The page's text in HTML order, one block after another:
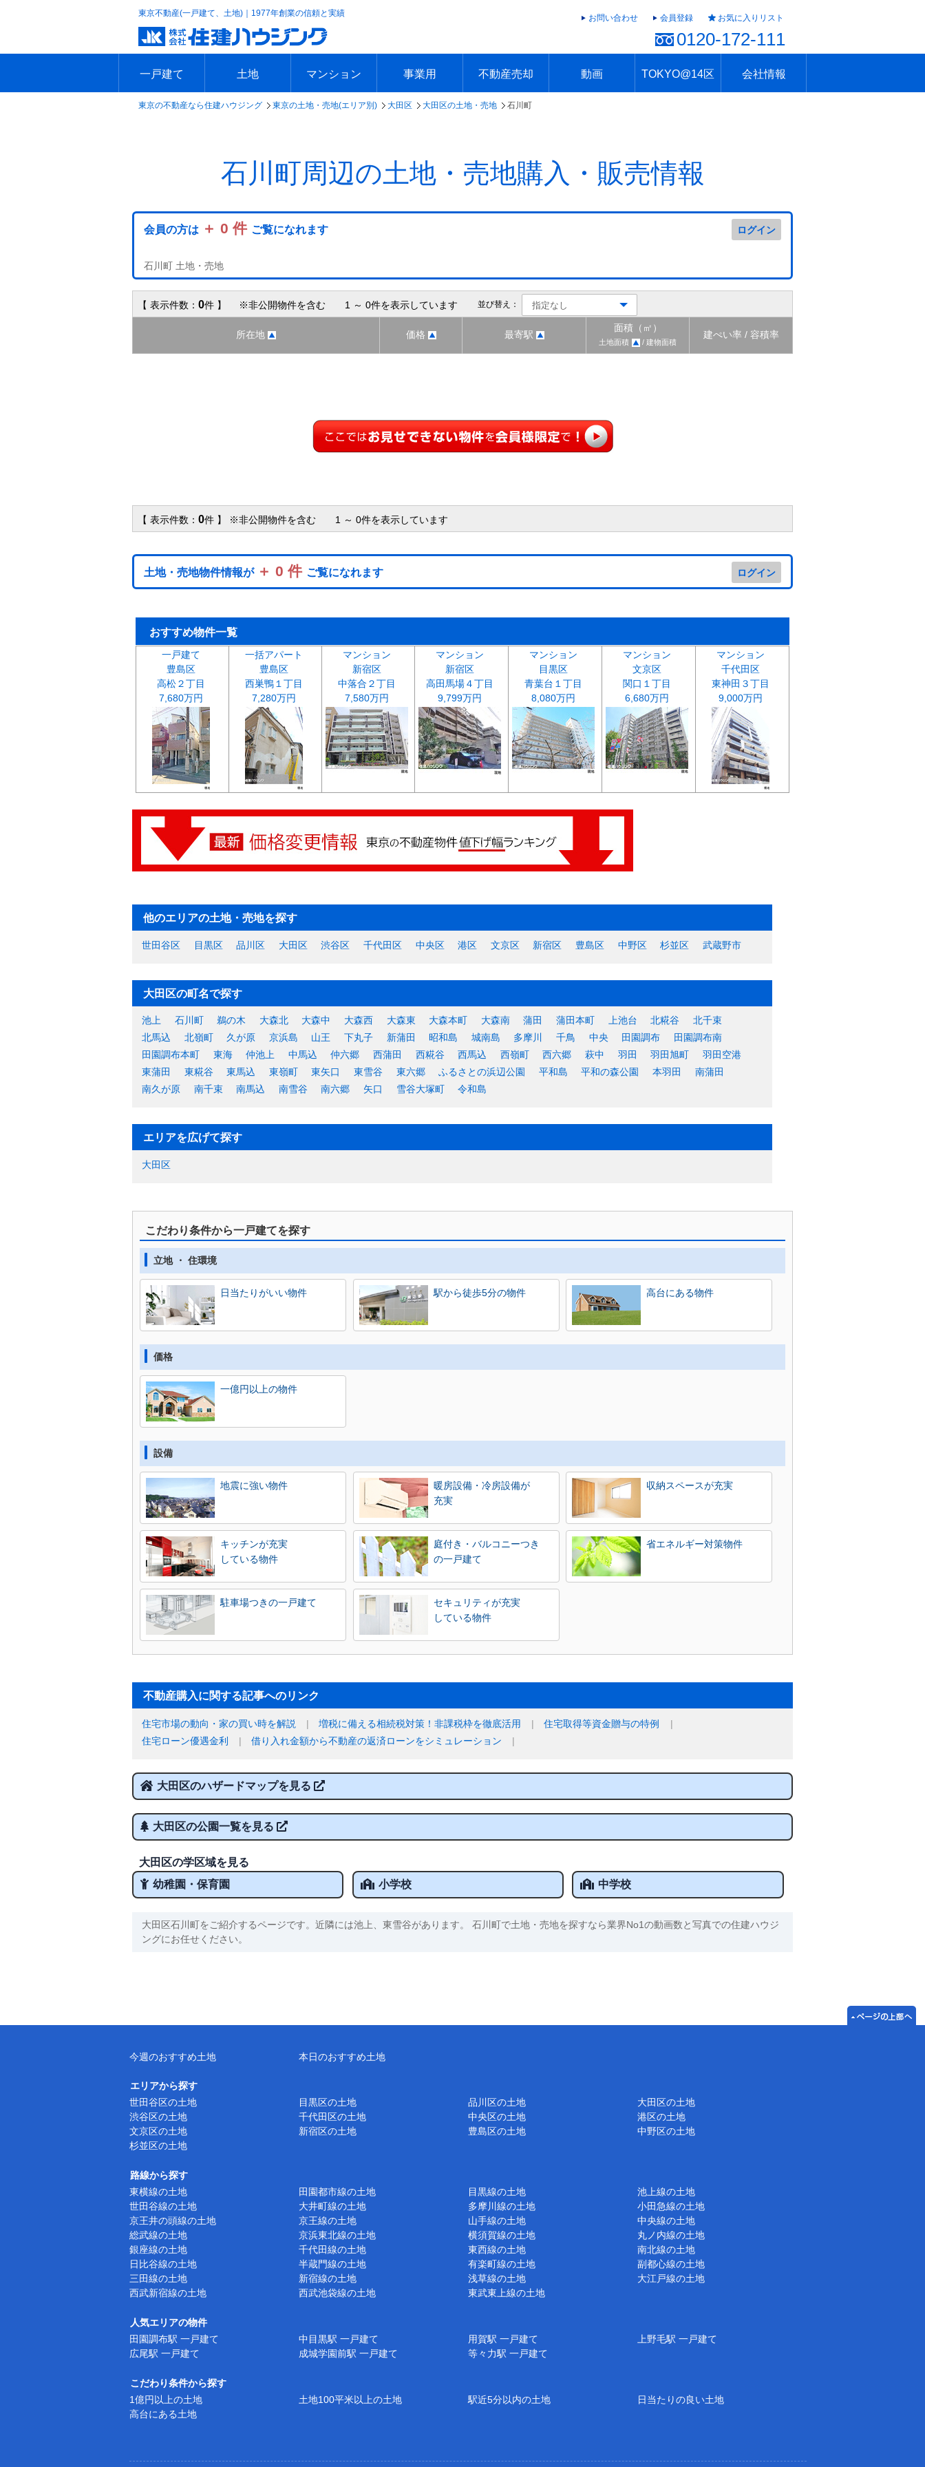
東京不動産(一戸建て、土地)｜1977年創業の信頼と実績
お問い合わせ 会員登録 お気に入りリスト
0120-172-111
一戸建て
エリアで探す
沿線で探す
新築一戸建て
中古一戸建て
本日の新着物件
今週の新着物件
土地
エリアで探す
沿線で探す
本日の新着物件
今週の新着物件
マンション
エリアで探す
沿線で探す
本日の新着物件
今週の新着物件
事業用
エリアで探す
沿線で探す
本日の新着物件
今週の新着物件
不動産売却
不動産売却トップ
簡単無料査定
不動産売却の流れ
不動産売却 Q&A
海外からの不動産売買
動画 TOKYO@14区 会社情報
東京の不動産なら住建ハウジング 東京の土地・売地(エリア別) 大田区 大田区の土地・売地 石川町
石川町周辺の土地・売地購入・販売情報
会員の方は ＋ 0 件 ご覧になれます ログイン
石川町 土地・売地
【 表示件数： 0件 】 ※非公開物件を含む 1 ～ 0件を表示しています 並び替え：
所在地 価格 最寄駅
面積（㎡）
土地面積 / 建物面積
建ぺい率 / 容積率
【 表示件数： 0件 】 ※非公開物件を含む 1 ～ 0件を表示しています
土地・売地物件情報が ＋ 0 件 ご覧になれます ログイン
おすすめ物件一覧
一戸建て
豊島区
高松２丁目
7,680万円
一括アパート
豊島区
西巣鴨１丁目
7,280万円
マンション
新宿区
中落合２丁目
7,580万円
マンション
新宿区
高田馬場４丁目
9,799万円
マンション
目黒区
青葉台１丁目
8,080万円
マンション
文京区
関口１丁目
6,680万円
マンション
千代田区
東神田３丁目
9,000万円
他のエリアの土地・売地を探す
世田谷区 目黒区 品川区 大田区 渋谷区 千代田区 中央区 港区 文京区 新宿区 豊島区 中野区 杉並区 武蔵野市
大田区の町名で探す
池上 石川町 鵜の木 大森北 大森中 大森西 大森東 大森本町 大森南 蒲田 蒲田本町 上池台 北糀谷
北千束
北馬込
北嶺町 久が原 京浜島 山王 下丸子 新蒲田 昭和島 城南島 多摩川 千鳥 中央 田園調布
田園調布南
田園調布本町
東海 仲池上 中馬込 仲六郷 西蒲田 西糀谷 西馬込 西嶺町 西六郷 萩中 羽田 羽田旭町
羽田空港
東蒲田
東糀谷 東馬込 東嶺町 東矢口 東雪谷 東六郷 ふるさとの浜辺公園 平和島 平和の森公園 本羽田
南蒲田
南久が原
南千束 南馬込 南雪谷 南六郷 矢口 雪谷大塚町 令和島
エリアを広げて探す
大田区
こだわり条件から一戸建てを探す
立地 ・ 住環境
日当たりがいい物件 駅から徒歩5分の物件 高台にある物件
価格
一億円以上の物件
設備
地震に強い物件
暖房設備・冷房設備が
充実
収納スペースが充実
キッチンが充実
している物件
庭付き・バルコニーつき
の一戸建て
省エネルギー対策物件
駐車場つきの一戸建て
セキュリティが充実
している物件
不動産購入に関する記事へのリンク
住宅市場の動向・家の買い時を解説 増税に備える相続税対策！非課税枠を徹底活用
住宅取得等資金贈与の特例
住宅ローン優遇金利
借り入れ金額から不動産の返済ローンをシミュレーション
大田区のハザードマップを見る
大田区の公園一覧を見る
大田区の学区域を見る
幼稚園・保育園
小学校 中学校
大田区石川町をご紹介するページです。近隣には池上、東雪谷があります。 石川町で土地・売地を探すなら業界No1の動画数と写真での住建ハウジ
ングにお任せください。
今週のおすすめ土地 本日のおすすめ土地
エリアから探す
世田谷区の土地
目黒区の土地 品川区の土地
大田区の土地
渋谷区の土地
千代田区の土地 中央区の土地
港区の土地
文京区の土地
新宿区の土地 豊島区の土地
中野区の土地
杉並区の土地
路線から探す
東横線の土地
田園都市線の土地 目黒線の土地
池上線の土地
世田谷線の土地
大井町線の土地 多摩川線の土地
小田急線の土地
京王井の頭線の土地
京王線の土地 山手線の土地
中央線の土地
総武線の土地
京浜東北線の土地 横須賀線の土地
丸ノ内線の土地
銀座線の土地
千代田線の土地 東西線の土地
南北線の土地
日比谷線の土地
半蔵門線の土地 有楽町線の土地
副都心線の土地
三田線の土地
新宿線の土地 浅草線の土地
大江戸線の土地
西武新宿線の土地
西武池袋線の土地 東武東上線の土地
人気エリアの物件
田園調布駅 一戸建て
中目黒駅 一戸建て 用賀駅 一戸建て
上野毛駅 一戸建て
広尾駅 一戸建て
成城学園前駅 一戸建て 等々力駅 一戸建て
こだわり条件から探す
1億円以上の土地
土地100平米以上の土地 駅近5分以内の土地
日当たりの良い土地
高台にある土地